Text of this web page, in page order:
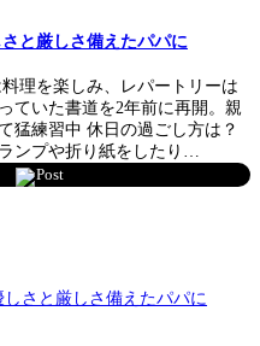
と厳しさ備えたパパに
理を楽しみ、レパートリーは
ていた書道を2年前に再開。親
猛練習中 休日の過ごし方は？
ンプや折り紙をしたり…
Post